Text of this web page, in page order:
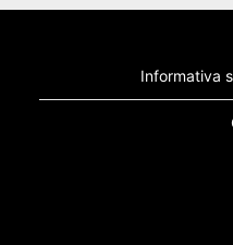
Informativa